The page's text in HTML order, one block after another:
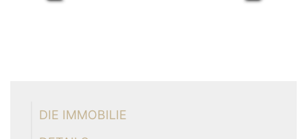
DIE IMMOBILIE